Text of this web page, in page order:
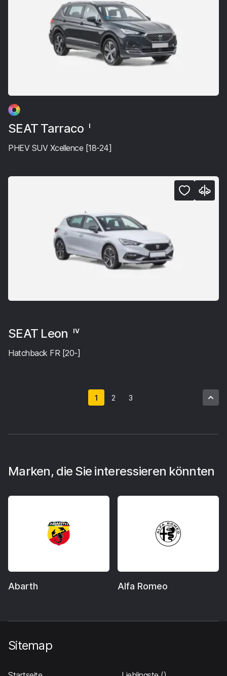
SEAT Tarraco I
PHEV SUV Xcellence [18-24]
SEAT Leon IV
Hatchback FR [20-]
1 2 3
Marken, die Sie interessieren könnten
Abarth Alfa Romeo
Sitemap